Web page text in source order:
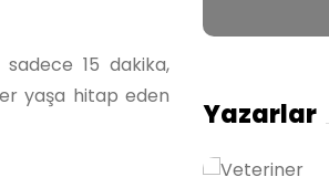
15 dakika,
yaşa hitap eden
Yazarlar